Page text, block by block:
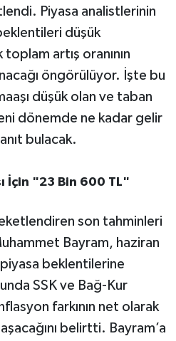
Piyasa analistlerinin
düşük
artış oranının
öngörülüyor. İşte bu
düşük olan ve taban
dönemde ne kadar gelir
bulacak.
İçin "23 Bin 600 TL"
son tahminleri
Bayram, haziran
beklentilerine
SSK ve Bağ-Kur
farkının net olarak
belirtti. Bayram’a